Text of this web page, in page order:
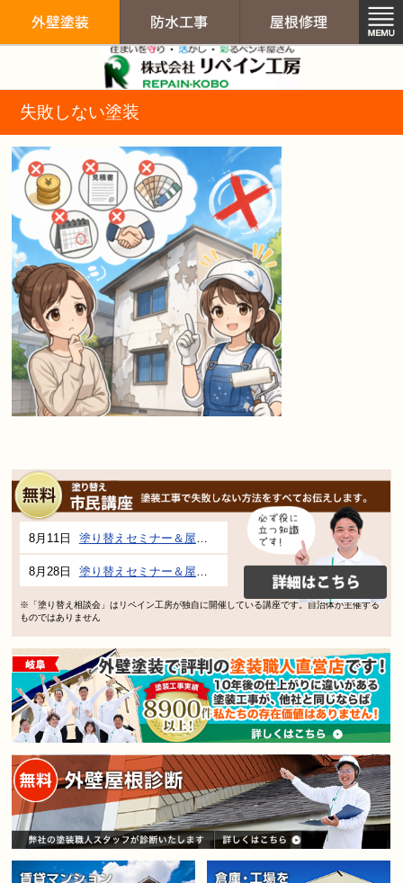
失敗しない塗装
8月11日 塗り替えセミナー＆屋根、外壁の塗り替え市民講座 inぎふメディアコスモス
8月28日 塗り替えセミナー＆屋根、外壁の塗り替え市民講座 inぎふメディアコスモス
※「塗り替え相談会」はリペイン工房が独自に開催している講座です。自治体が主催する
ものではありません